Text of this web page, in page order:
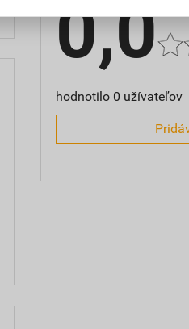
0,0
hodnotilo 0 užívateľov